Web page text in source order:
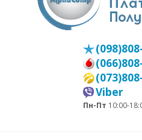
Viber
Пн-Пт 10:00-